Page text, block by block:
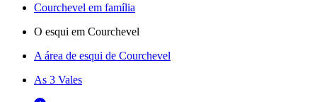
Courchevel em família
O esqui em Courchevel
A área de esqui de Courchevel
As 3 Vales